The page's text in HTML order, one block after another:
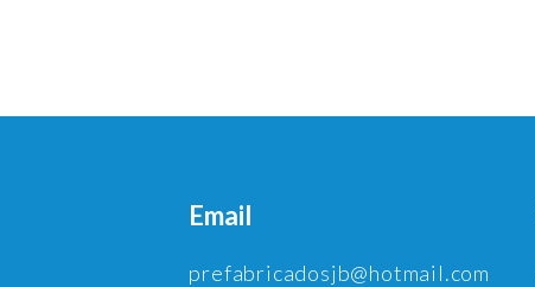
Email
prefabricadosjb@hotmail.com